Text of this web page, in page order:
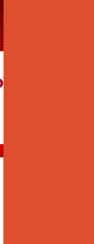
TAC500